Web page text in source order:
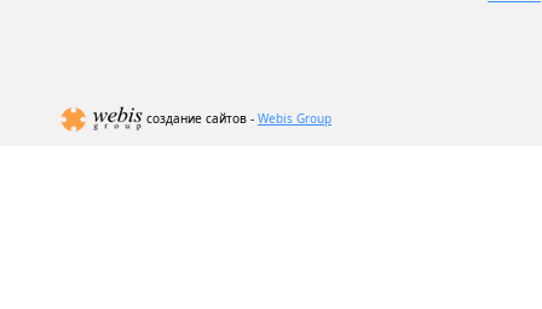
создание сайтов - Webis Group